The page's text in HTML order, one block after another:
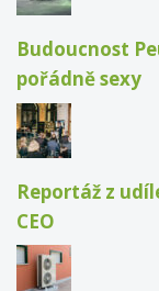
Budoucnost
pořádně sexy
Reportáž z
CEO